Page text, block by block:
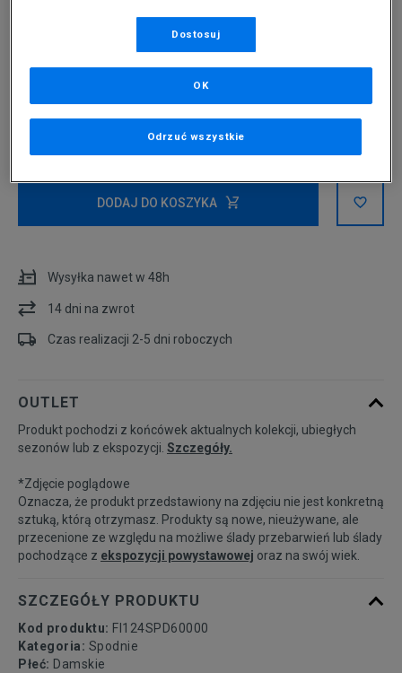
Powiadom o
dostępności
M
dostępności
DODAJ DO KOSZYKA
Wysyłka nawet w 48h
14 dni na zwrot
Czas realizacji 2-5 dni roboczych
OUTLET
Produkt pochodzi z końcówek aktualnych kolekcji, ubiegłych
sezonów lub z ekspozycji. Szczegóły.
*Zdjęcie poglądowe
Oznacza, że produkt przedstawiony na zdjęciu nie jest konkretną
sztuką, którą otrzymasz. Produkty są nowe, nieużywane, ale
przecenione ze względu na możliwe ślady przebarwień lub ślady
pochodzące z ekspozycji powystawowej oraz na swój wiek.
SZCZEGÓŁY PRODUKTU
Kod produktu: FI124SPD60000
Kategoria: Spodnie
Płeć: Damskie
Dostosuj
Odrzuć wszystkie
OK